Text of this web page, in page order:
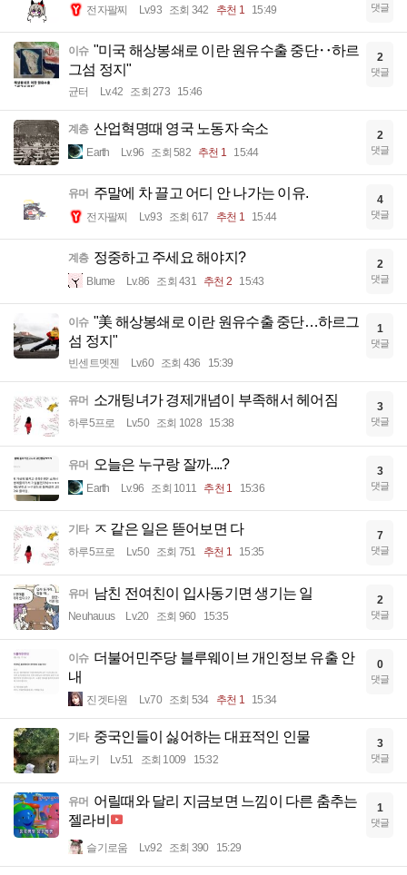
전자팔찌 Lv.93 조회 342 추천 1 15:49 댓글
이슈 "미국 해상봉쇄로 이란 원유수출 중단‥하르
그섬 정지"
균터 Lv.42 조회 273 15:46
2
댓글
계층 산업혁명때 영국 노동자 숙소
Earth Lv.96 조회 582 추천 1 15:44
2
댓글
유머 주말에 차 끌고 어디 안 나가는 이유.
전자팔찌 Lv.93 조회 617 추천 1 15:44
4
댓글
계층 정중하고 주세요 해야지?
Blume Lv.86 조회 431 추천 2 15:43
2
댓글
이슈 "美 해상봉쇄로 이란 원유수출 중단…하르그
섬 정지"
빈센트멧젠 Lv.60 조회 436 15:39
1
댓글
유머 소개팅녀가 경제개념이 부족해서 헤어짐
하루5프로 Lv.50 조회 1028 15:38
3
댓글
유머 오늘은 누구랑 잘까....?
Earth Lv.96 조회 1011 추천 1 15:36
3
댓글
기타 ㅈ 같은 일은 뜯어보면 다
하루5프로 Lv.50 조회 751 추천 1 15:35
7
댓글
유머 남친 전여친이 입사동기면 생기는 일
Neuhauus Lv.20 조회 960 15:35
2
댓글
이슈 더불어민주당 블루웨이브 개인정보 유출 안
내
진겟타원 Lv.70 조회 534 추천 1 15:34
0
댓글
기타 중국인들이 싫어하는 대표적인 인물
파노키 Lv.51 조회 1009 15:32
3
댓글
유머 어릴때와 달리 지금보면 느낌이 다른 춤추는
젤라비
슬기로움 Lv.92 조회 390 15:29
1
댓글